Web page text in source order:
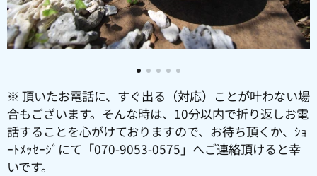
※ 頂いたお電話に、すぐ出る（対応）ことが叶わない場
合もございます。そんな時は、10分以内で折り返しお電
話することを心がけておりますので、お待ち頂くか、ｼｮ
ｰﾄﾒｯｾｰｼﾞにて「070-9053-0575」へご連絡頂けると幸
いです。